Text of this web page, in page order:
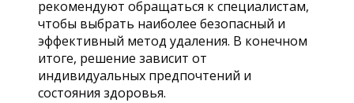
рекомендуют обращаться к специалистам,
чтобы выбрать наиболее безопасный и
эффективный метод удаления. В конечном
итоге, решение зависит от
индивидуальных предпочтений и
состояния здоровья.